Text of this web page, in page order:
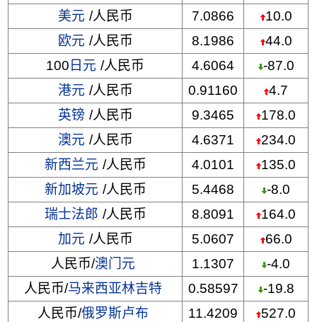
美元 /人民币 7.0866
10.0
欧元 /人民币 8.1986
44.0
100 日元 /人民币 4.6064
-87.0
港元 /人民币 0.91160
4.7
英镑 /人民币 9.3465
178.0
澳元 /人民币 4.6371
234.0
新西兰元 /人民币 4.0101
135.0
新加坡元 /人民币 5.4468
-8.0
瑞士法郎 /人民币 8.8091
164.0
加元 /人民币 5.0607
66.0
人民币/澳门元 1.1307
-4.0
人民币/马来西亚林吉特 0.58597
-19.8
人民币/俄罗斯卢布 11.4209
527.0